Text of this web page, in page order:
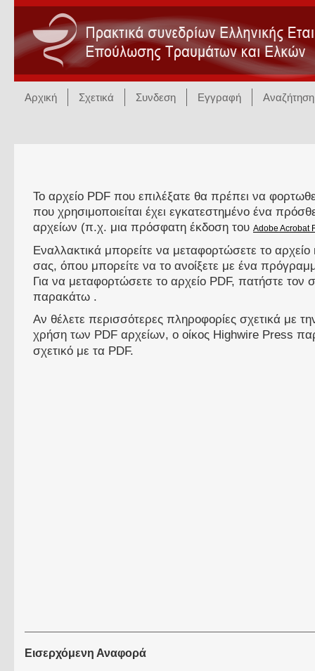
Αρχική Σχετικά Συνδεση Εγγραφή Αναζήτηση
Το αρχείο PDF που επιλέξατε θα πρέπει να
που χρησιμοποιείται έχει εγκατεστημένο ένα
αρχείων (π.χ. μια πρόσφατη έκδοση του Adobe Acrobat
Εναλλακτικά μπορείτε να μεταφορτώσετε το
σας, όπου μπορείτε να το ανοίξετε με ένα
Για να μεταφορτώσετε το αρχείο PDF, πατήστε
παρακάτω .
Αν θέλετε περισσότερες πληροφορίες σχετικά με
χρήση των PDF αρχείων, ο οίκος Highwire Press
σχετικό με τα PDF.
Εισερχόμενη Αναφορά